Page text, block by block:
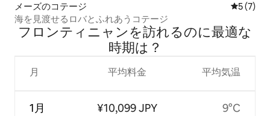
メーズのコテージ レビュー
5 (7)
海を見渡せるロバとふれあうコテージ
フロンティニャンを訪⁠れ⁠るの⁠に最⁠適⁠な
時⁠期⁠は⁠？
月
1月
平均料金
¥10,099 JPY
平均気温
9°C